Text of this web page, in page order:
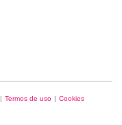
| Termos de uso | Cookies